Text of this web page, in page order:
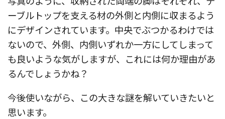
ーブルトップを支える材の外側と内側に収まるよう
にデザインされています。中央でぶつかるわけでは
ないので、外側、内側いずれか一方にしてしまって
も良いような気がしますが、これには何か理由があ
るんでしょうかね？
今後使いながら、この大きな謎を解いていきたいと
思います。